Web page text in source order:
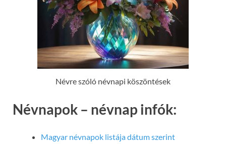
Névre szóló névnapi köszöntések
Névnapok – névnap infók:
Magyar névnapok listája dátum szerint